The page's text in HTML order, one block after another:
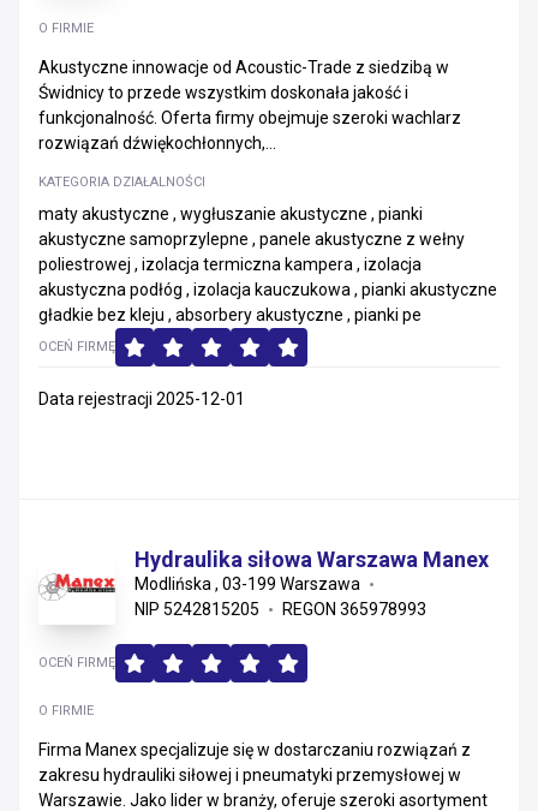
O FIRMIE
Akustyczne innowacje od Acoustic-Trade z siedzibą w
Świdnicy to przede wszystkim doskonała jakość i
funkcjonalność. Oferta firmy obejmuje szeroki wachlarz
rozwiązań dźwiękochłonnych,...
KATEGORIA DZIAŁALNOŚCI
maty akustyczne , wygłuszanie akustyczne , pianki
akustyczne samoprzylepne , panele akustyczne z wełny
poliestrowej , izolacja termiczna kampera , izolacja
akustyczna podłóg , izolacja kauczukowa , pianki akustyczne
gładkie bez kleju , absorbery akustyczne , pianki pe
OCEŃ FIRMĘ
Data rejestracji 2025-12-01
Hydraulika siłowa Warszawa Manex
Modlińska , 03-199 Warszawa
NIP 5242815205
REGON 365978993
O FIRMIE
Firma Manex specjalizuje się w dostarczaniu rozwiązań z
zakresu hydrauliki siłowej i pneumatyki przemysłowej w
Warszawie. Jako lider w branży, oferuje szeroki asortyment
OCEŃ FIRMĘ